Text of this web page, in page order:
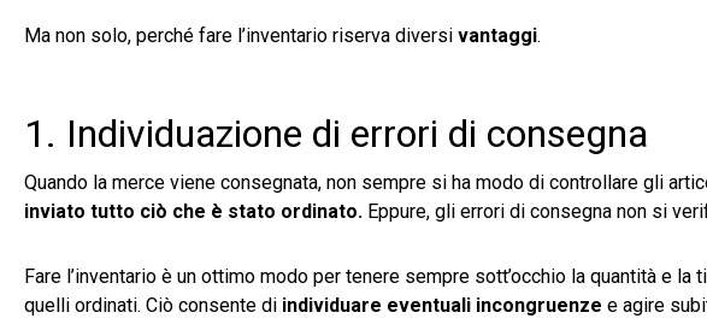
Ma non solo, perché fare l’inventario riserva diversi vantaggi.
1. Individuazione di errori di consegna
Quando la merce viene consegnata, non sempre si ha modo di controllare gli
inviato tutto ciò che è stato ordinato. Eppure, gli errori di consegna non si
Fare l’inventario è un ottimo modo per tenere sempre sott’occhio la quantità e
quelli ordinati. Ciò consente di individuare eventuali incongruenze e agire